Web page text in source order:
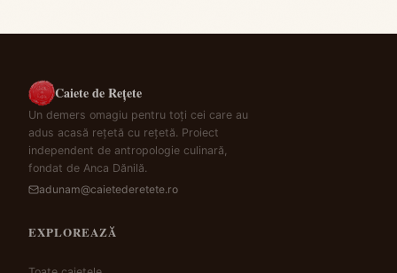
Caiete de Rețete
Un demers omagiu pentru toți cei care au
adus acasă rețetă cu rețetă. Proiect
independent de antropologie culinară,
fondat de Anca Dănilă.
adunam@caietederetete.ro
EXPLOREAZĂ